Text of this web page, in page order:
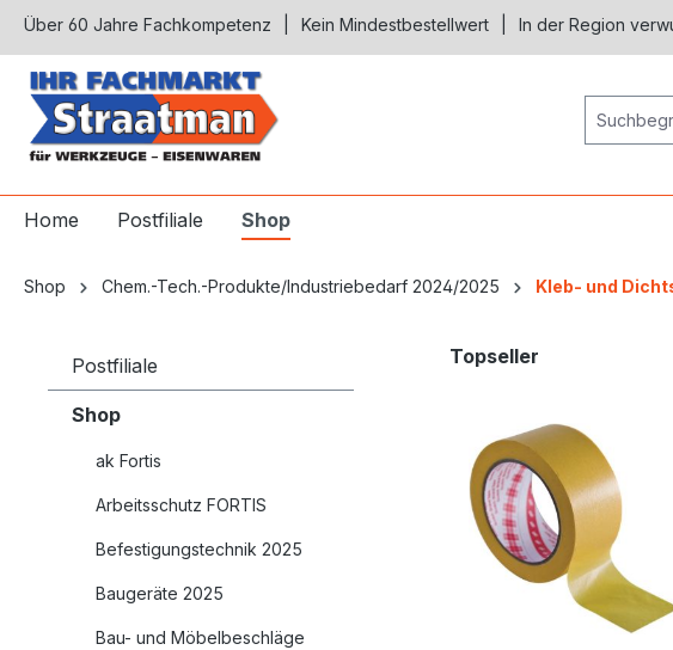
Zur Hauptnavigation springen
Über 60 Jahre Fachkompetenz Kein Mindestbestellwert In der Region
Home Postfiliale Shop
Shop Chem.-Tech.-Produkte/Industriebedarf 2024/2025 Kleb- und
Postfiliale
Shop
ak Fortis
Arbeitsschutz FORTIS
Befestigungstechnik 2025
Baugeräte 2025
Bau- und Möbelbeschläge
Produktgalerie überspringen
Topseller